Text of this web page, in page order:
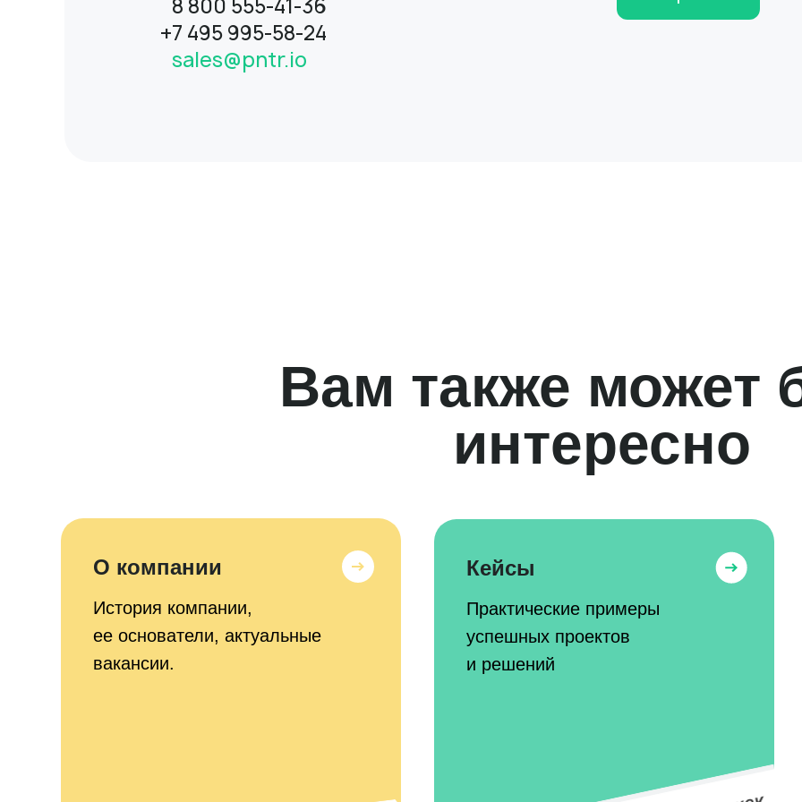
8 800 555-41-36
+7 495 995-58-24
sales@pntr.io
Вам также может
интересно
О компании
История компании,
ее основатели, актуальные
вакансии.
Практические примеры
успешных проектов
и решений
Кейсы